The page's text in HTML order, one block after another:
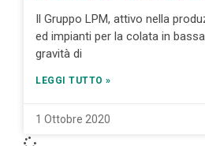
Il Gruppo LPM, attivo nella
ed impianti per la colata in
gravità di
LEGGI TUTTO »
1 Ottobre 2020